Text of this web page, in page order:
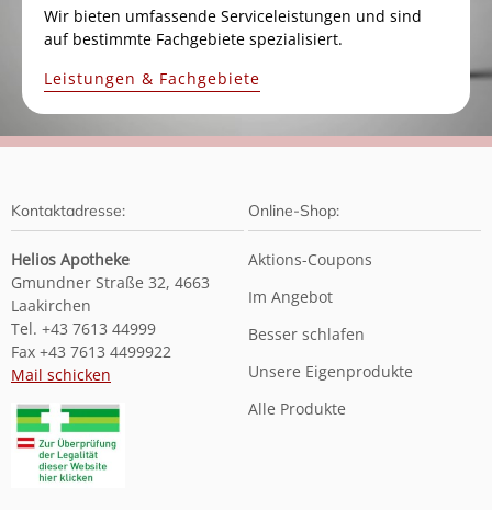
Wir bieten umfassende Serviceleistungen und sind
auf bestimmte Fachgebiete spezialisiert.
Leistungen & Fachgebiete
Kontaktadresse:
Helios Apotheke
Gmundner Straße 32, 4663
Laakirchen
Tel. +43 7613 44999
Fax +43 7613 4499922
Mail schicken
Online-Shop:
Aktions-Coupons
Im Angebot
Besser schlafen
Unsere Eigenprodukte
Alle Produkte